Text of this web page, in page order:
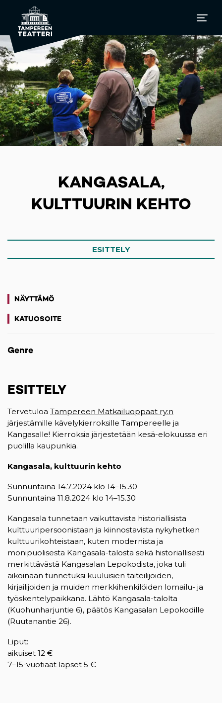
KANGASALA,
KULTTUURIN KEHTO
ESITTELY
NÄYTTÄMÖ
KATUOSOITE
Genre
ESITTELY
Tervetuloa Tampereen Matkailuoppaat ry:n
järjestämille kävelykierroksille Tampereelle ja
Kangasalle! Kierroksia järjestetään kesä-elokuussa eri
puolilla kaupunkia.
Kangasala, kulttuurin kehto
Sunnuntaina 14.7.2024 klo 14–15.30
Sunnuntaina 11.8.2024 klo 14–15.30
Kangasala tunnetaan vaikuttavista historiallisista
kulttuuripersoonistaan ja kiinnostavista nykyhetken
kulttuurikohteistaan, kuten modernista ja
monipuolisesta Kangasala-talosta sekä historiallisesti
merkittävästä Kangasalan Lepokodista, joka tuli
aikoinaan tunnetuksi kuuluisien taiteilijoiden,
kirjailijoiden ja muiden merkkihenkilöiden lomailu- ja
työskentelypaikkana. Lähtö Kangasala-talolta
(Kuohunharjuntie 6), päätös Kangasalan Lepokodille
(Ruutanantie 26).
Liput:
aikuiset 12 €
7–15-vuotiaat lapset 5 €